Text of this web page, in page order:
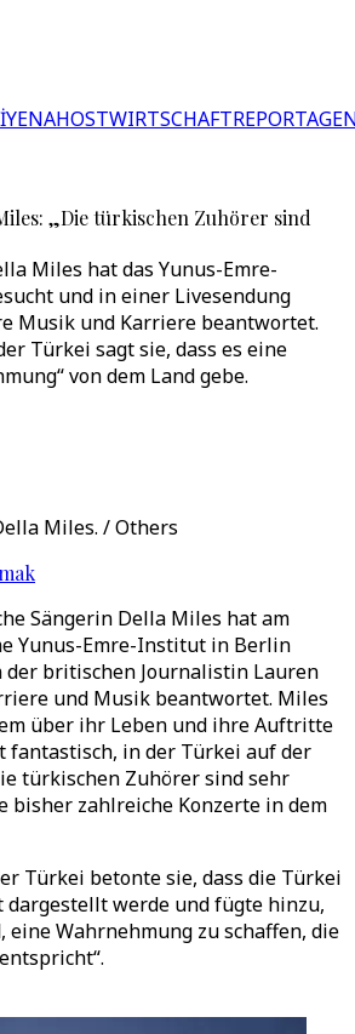
NAHOSTWIRTSCHAFT
„Die türkischen Zuhörer sind
Miles hat das Yunus-Emre-
und in einer Livesendung
Musik und Karriere beantwortet.
Türkei sagt sie, dass es eine
von dem Land gebe.
Miles. / Others
Sängerin Della Miles hat am
Yunus-Emre-Institut in Berlin
der britischen Journalistin Lauren
und Musik beantwortet. Miles
über ihr Leben und ihre Auftritte
fantastisch, in der Türkei auf der
türkischen Zuhörer sind sehr
bisher zahlreiche Konzerte in dem
Türkei betonte sie, dass die Türkei
dargestellt werde und fügte hinzu,
eine Wahrnehmung zu schaffen, die